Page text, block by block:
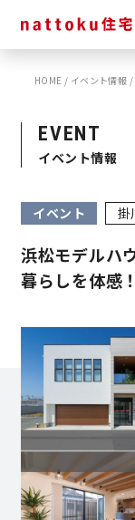
イベント
ショールー
モデルハウ
スタッフブ
営業時間
HOME / イベント情報 /
EVENT
イベント情報
イベント 掛
浜松モデルハ
暮らしを体感！